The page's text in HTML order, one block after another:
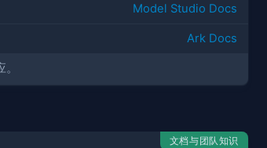
Model Studio Docs
Ark Docs
文档与团队知识